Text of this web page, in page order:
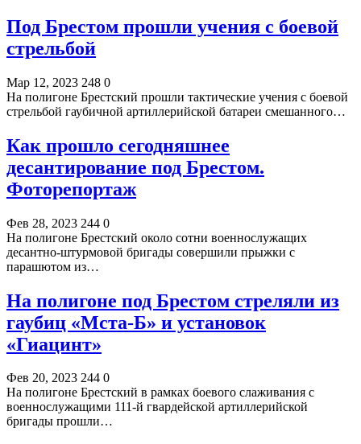
Под Брестом прошли учения с боевой
стрельбой
Мар 12, 2023 248 0
На полигоне Брестский прошли тактические учения с боевой
стрельбой гаубичной артиллерийской батареи смешанного…
Как прошло сегодняшнее
десантирование под Брестом.
Фоторепортаж
Фев 28, 2023 244 0
На полигоне Брестский около сотни военнослужащих
десантно-штурмовой бригады совершили прыжки с
парашютом из…
На полигоне под Брестом стреляли из
гаубиц «Мста-Б» и установок
«Гиацинт»
Фев 20, 2023 244 0
На полигоне Брестский в рамках боевого слаживания с
военнослужащими 111-й гвардейской артиллерийской
бригады прошли…